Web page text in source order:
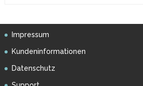
Impressum
Kundeninformationen
Datenschutz